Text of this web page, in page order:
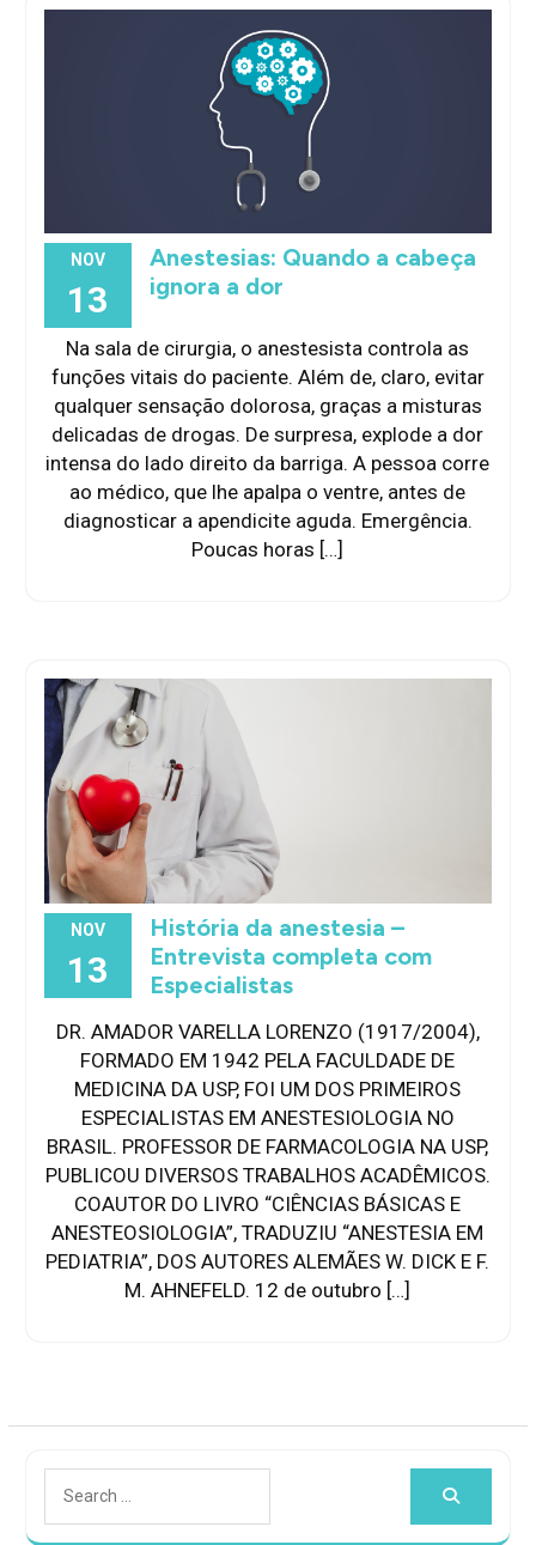
NOV
13
Anestesias: Quando a cabeça
ignora a dor
Na sala de cirurgia, o anestesista controla as
funções vitais do paciente. Além de, claro, evitar
qualquer sensação dolorosa, graças a misturas
delicadas de drogas. De surpresa, explode a dor
intensa do lado direito da barriga. A pessoa corre
ao médico, que lhe apalpa o ventre, antes de
diagnosticar a apendicite aguda. Emergência.
Poucas horas […]
NOV
13
História da anestesia –
Entrevista completa com
Especialistas
DR. AMADOR VARELLA LORENZO (1917/2004),
FORMADO EM 1942 PELA FACULDADE DE
MEDICINA DA USP, FOI UM DOS PRIMEIROS
ESPECIALISTAS EM ANESTESIOLOGIA NO
BRASIL. PROFESSOR DE FARMACOLOGIA NA USP,
PUBLICOU DIVERSOS TRABALHOS ACADÊMICOS.
COAUTOR DO LIVRO “CIÊNCIAS BÁSICAS E
ANESTEOSIOLOGIA”, TRADUZIU “ANESTESIA EM
PEDIATRIA”, DOS AUTORES ALEMÃES W. DICK E F.
M. AHNEFELD. 12 de outubro […]
for: